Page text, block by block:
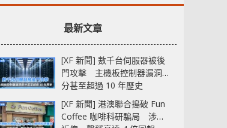
最新文章
[XF 新聞] 數千台伺服器被後
門攻擊 主機板控制器漏洞部
分甚至超過 10 年歷史
[XF 新聞] 港澳聯合搗破 Fun
Coffee 咖啡科研騙局 涉款